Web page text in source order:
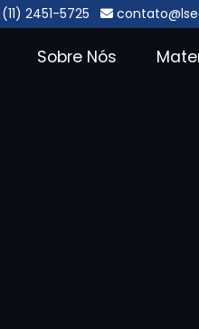
(11) 2451-5725
Sobre Nós
Central Monitoramento
para te atender